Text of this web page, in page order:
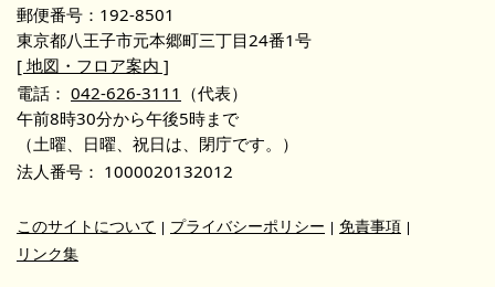
郵便番号：192-8501
東京都八王子市元本郷町三丁目24番1号
[ 地図・フロア案内 ]
電話： 042-626-3111 （代表）
午前8時30分から午後5時まで
（土曜、日曜、祝日は、閉庁です。）
法人番号： 1000020132012
このサイトについて プライバシーポリシー
免責事項
リンク集